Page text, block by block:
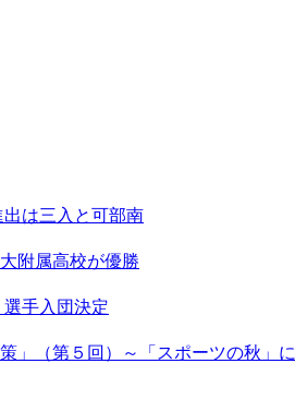
は三入と可部南
附属高校が優勝
手入団決定
」（第５回）～「スポーツの秋」